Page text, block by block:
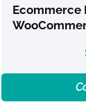
Ecommerce